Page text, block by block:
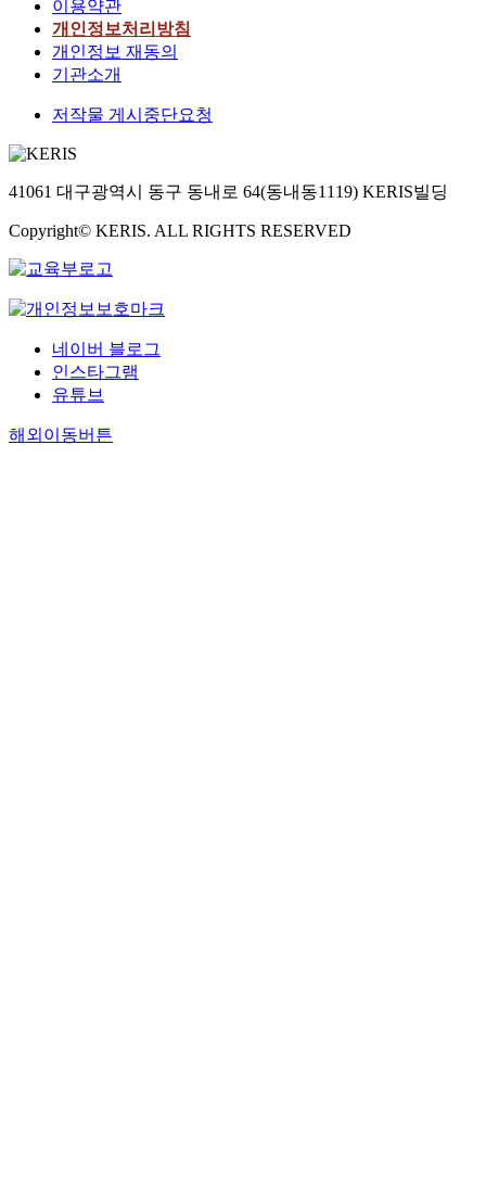
이용약관
개인정보처리방침
개인정보 재동의
기관소개
저작물 게시중단요청
41061 대구광역시 동구 동내로 64(동내동1119) KERIS빌딩
Copyright© KERIS. ALL RIGHTS RESERVED
네이버 블로그
인스타그램
유튜브
해외이동버튼